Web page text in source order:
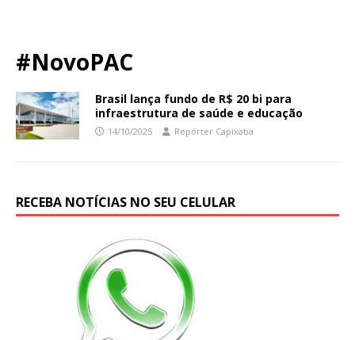
#NovoPAC
Brasil lança fundo de R$ 20 bi para
infraestrutura de saúde e educação
14/10/2025 Repórter Capixaba
RECEBA NOTÍCIAS NO SEU CELULAR